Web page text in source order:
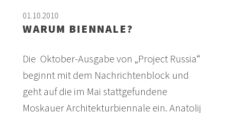
01.10.2010
WARUM BIENNALE?
Die Oktober-Ausgabe von „Project Russia“
beginnt mit dem Nachrichtenblock und
geht auf die im Mai stattgefundene
Moskauer Architekturbiennale ein. Anatolij